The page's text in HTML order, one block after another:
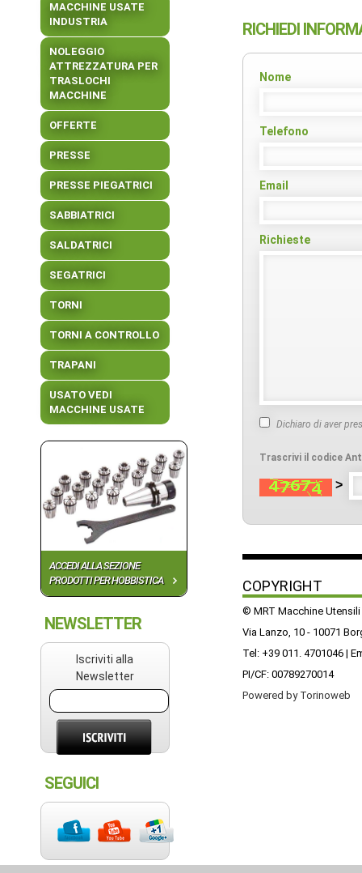
MACCHINE USATE
INDUSTRIA
NOLEGGIO
ATTREZZATURA PER
TRASLOCHI
MACCHINE
OFFERTE
PRESSE
PRESSE PIEGATRICI
SABBIATRICI
SALDATRICI
SEGATRICI
TORNI
TORNI A CONTROLLO
TRAPANI
USATO VEDI
MACCHINE USATE
ACCEDI ALLA SEZIONE
PRODOTTI PER HOBBISTICA
NEWSLETTER
Iscriviti alla
Newsletter
SEGUICI
RICHIEDI
Nome
Telefono
Email
Richieste
Dichiaro di aver
Trascrivi il codice
>
COPYRIGHT
© MRT Macchine Utensili
Via Lanzo, 10 - 10071
Tel: +39 011. 4701046 |
PI/CF: 00789270014
Powered by Torinoweb